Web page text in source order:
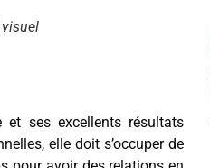
et ses excellents résultats
elle doit s’occuper de